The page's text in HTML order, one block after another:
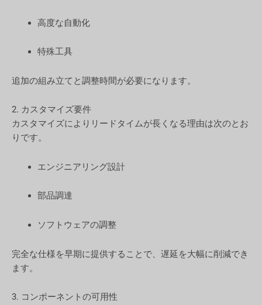
高度な自動化
特殊工具
追加の組み立てと調整時間が必要になります。
2. カスタマイズ要件
カスタマイズによりリードタイムが長くなる理由は次のとお
りです。
エンジニアリング設計
部品調達
ソフトウェアの調整
完全な仕様を早期に提供することで、遅延を大幅に削減でき
ます。
3. コンポーネントの可用性